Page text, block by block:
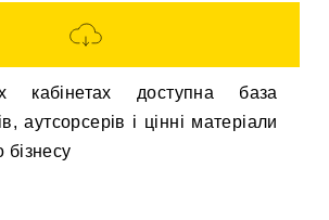
кабінетах доступна база
аутсорсерів і цінні матеріали
бізнесу